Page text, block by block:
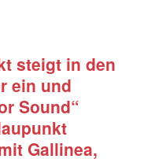
steigt in den
ein und
Sound“
Gallinea,